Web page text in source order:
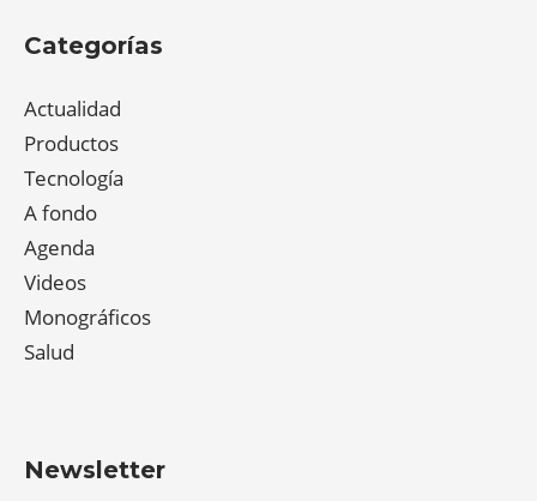
Categorías
Actualidad
Productos
Tecnología
A fondo
Agenda
Videos
Monográficos
Salud
Newsletter